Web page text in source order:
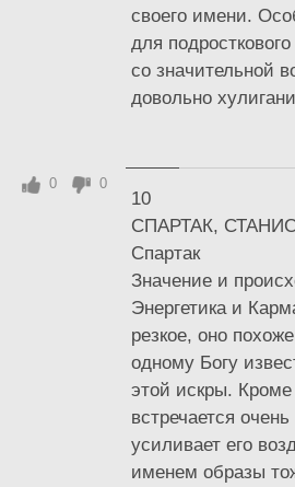
своего имени.
для
со значительной
довольно
10
СПАРТАК,
Спартак
Значение и
Энергетика и
резкое, оно
одному Богу
этой искры.
встречается
усиливает его
именем образы
0 0